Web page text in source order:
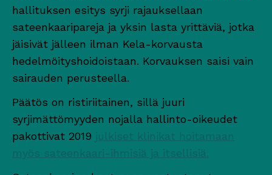
hallituksen esitys syrji rajauksellaan
sateenkaaripareja ja yksin lasta yrittäviä, jotka
jäisivät jälleen ilman Kela-korvausta
hedelmöityshoidoistaan. Korvauksen saisi vain
sairauden perusteella.
Päätös on ristiriitainen, sillä juuri
syrjimättömyyden nojalla hallinto-oikeudet
pakottivat 2019 julkiset klinikat hoitamaan
myös sateenkaari-ihmisiä ja itsellisiä.